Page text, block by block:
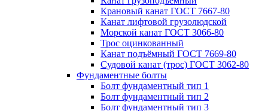
Крановый канат ГОСТ 7667-80
Канат лифтовой грузолюдской
Морской канат ГОСТ 3066-80
Трос оцинкованный
Канат подъёмный ГОСТ 7669-80
Судовой канат (трос) ГОСТ 3062-80
Фундаментные болты
Болт фундаментный тип 1
Болт фундаментный тип 2
Болт фундаментный тип 3